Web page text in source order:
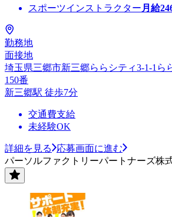
スポーツインストラクター 月給
勤務地
面接地
埼玉県三郷市新三郷ららシティ3-1-1ら
150番
新三郷駅 徒歩7分
交通費支給
未経験OK
詳細を見る
応募画面に進む
パーソルファクトリーパートナーズ株